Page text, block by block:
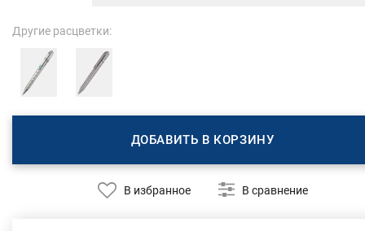
Другие расцветки:
ДОБАВИТЬ В КОРЗИНУ
В избранное В сравнение